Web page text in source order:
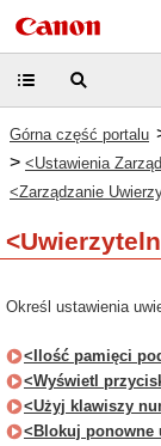
Górna część portalu
> <Ustawienia
<Zarządzanie
Określ ustawienia
<Ilość pamięci
<Wyświetl
<Użyj klawiszy
<Blokuj ponowne